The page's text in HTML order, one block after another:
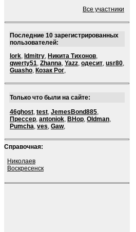
Все участники
Последние 10 зарегистрированных
пользователей:
lork, ldmitry, Никита Тихонов,
qwerty51, Zhanna, Yazz, одесит, usr80,
Guasho, Козак Рог,
Только что были на сайте:
46ghost, test, JemesBond885,
Прессер, antoniok, BHop, Oldman,
Pumcha, ves, Gaw,
Справочная:
Николаев
Воскресенск